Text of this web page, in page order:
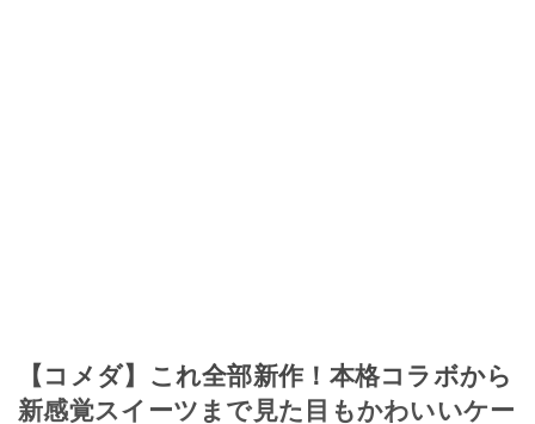
【コメダ】これ全部新作！本格コラボから
新感覚スイーツまで見た目もかわいいケー